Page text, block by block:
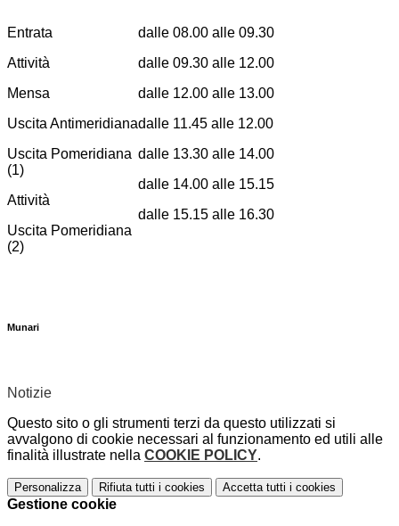
Entrata
Attività
Mensa
Uscita Antimeridiana
Uscita Pomeridiana
(1)
Attività
Uscita Pomeridiana
(2)
dalle 08.00 alle 09.30
dalle 09.30 alle 12.00
dalle 12.00 alle 13.00
dalle 11.45 alle 12.00
dalle 13.30 alle 14.00
dalle 14.00 alle 15.15
dalle 15.15 alle 16.30
Munari
Notizie
Questo sito o gli strumenti terzi da questo utilizzati si
avvalgono di cookie necessari al funzionamento ed utili alle
finalità illustrate nella COOKIE POLICY.
Personalizza Rifiuta tutti i cookies Accetta tutti i cookies
Gestione cookie